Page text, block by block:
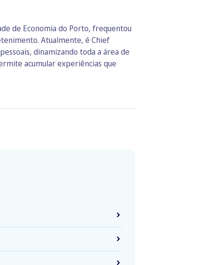
de Economia do Porto, frequentou
Atualmente, é Chief
dinamizando toda a área de
acumular experiências que